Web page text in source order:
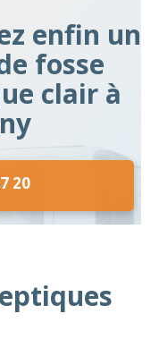
enfin un
fosse
clair à
20